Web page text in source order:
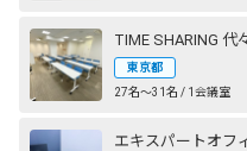
TIME SHARING 代
東京都
27名〜31名 / 1会議室
エキスパートオフ